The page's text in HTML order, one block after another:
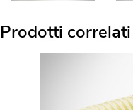
Prodotti correlati